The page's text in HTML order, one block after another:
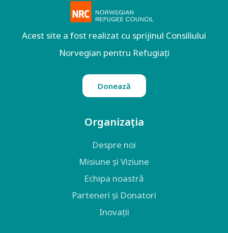
Acest site a fost realizat cu sprijinul Consiliului
Norvegian pentru Refugiați
Donează
Organizația
Despre noi
Misiune și Viziune
Echipa noastră
Parteneri și Donatori
Inovații